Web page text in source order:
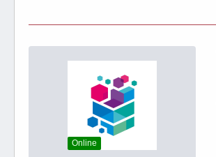
Online